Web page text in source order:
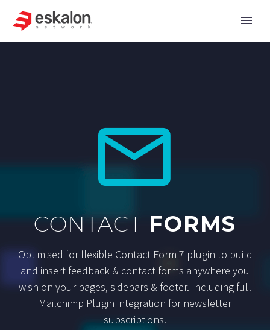


CONTACT FORMS
Optimised for flexible Contact Form 7 plugin to build
and insert feedback & contact forms anywhere you
wish on your pages, sidebars & footer. Including full
Mailchimp Plugin integration for newsletter
subscriptions.